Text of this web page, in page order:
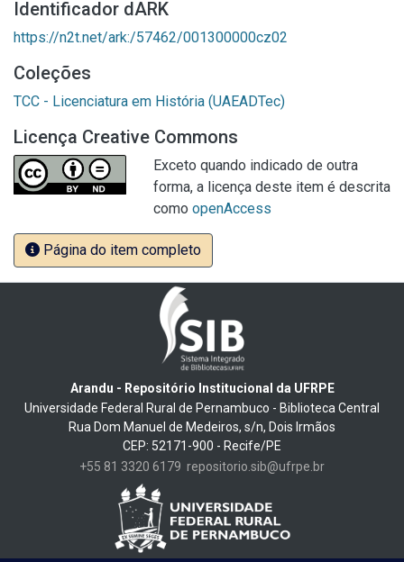
Identificador dARK
https://n2t.net/ark:/57462/001300000cz02
Coleções
TCC - Licenciatura em História (UAEADTec)
Licença Creative Commons
Exceto quando indicado de outra
forma, a licença deste item é descrita
como openAccess
Página do item completo
Arandu - Repositório Institucional da UFRPE
Universidade Federal Rural de Pernambuco - Biblioteca Central
Rua Dom Manuel de Medeiros, s/n, Dois Irmãos
CEP: 52171-900 - Recife/PE
+55 81 3320 6179 repositorio.sib@ufrpe.br